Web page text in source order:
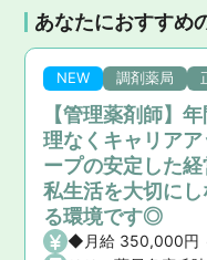
あなたにおすすめ
NEW 調剤薬局
【管理薬剤師】
理なくキャリア
ープの安定した経
私生活を大切に
る環境です◎